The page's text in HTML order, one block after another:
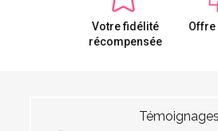
Votre fidélité
récompensée
Témoignages